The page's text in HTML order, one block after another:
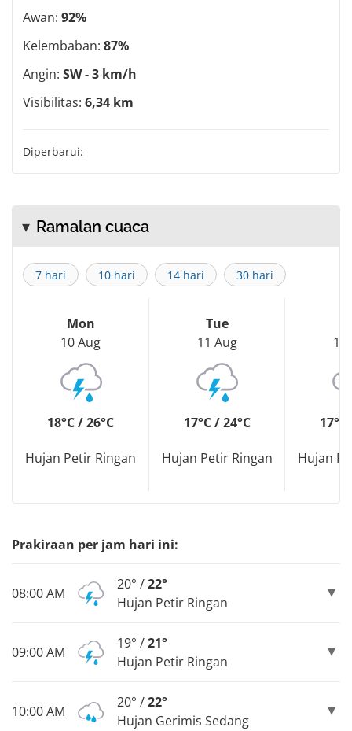
Awan: 92%
Kelembaban: 87%
Angin: SW - 3 km/h
Visibilitas: 6,34 km
Diperbarui:
Ramalan cuaca
7 hari 10 hari 14 hari 30 hari
Mon
10 Aug
18°C / 26°C
Hujan Petir Ringan
Tue
11 Aug
17°C / 24°C
Hujan Petir Ringan
12
17°C
Hujan
Prakiraan per jam hari ini:
08:00 AM
20° /22°
Hujan Petir Ringan
09:00 AM
19° /21°
Hujan Petir Ringan
10:00 AM
20° /22°
Hujan Gerimis Sedang